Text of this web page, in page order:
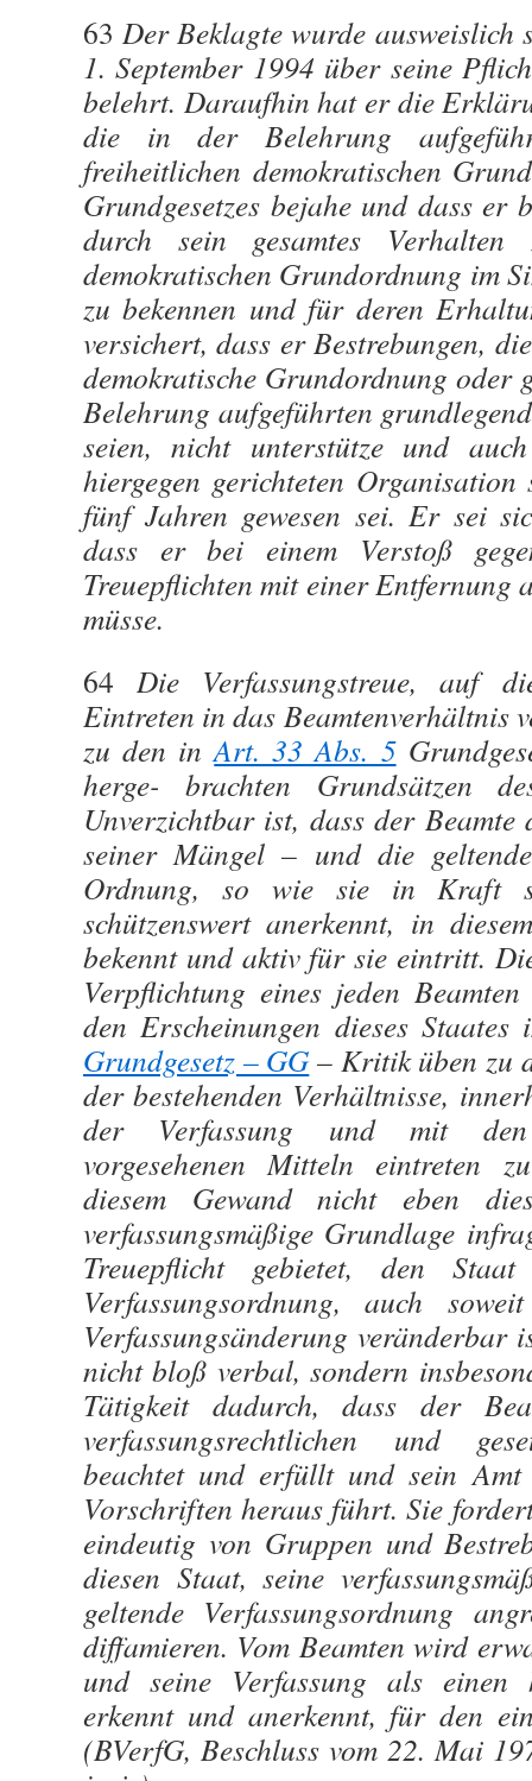
63Der Beklagte wurde ausweislich
1. September 1994 über seine
belehrt. Daraufhin hat er die
die in der Belehrung
freiheitlichen demokratischen
Grundgesetzes bejahe und dass er
durch sein gesamtes
demokratischen Grundordnung im
zu bekennen und für deren
versichert, dass er Bestrebungen,
demokratische Grundordnung oder
Belehrung aufgeführten
seien, nicht unterstütze und
hiergegen gerichteten
fünf Jahren gewesen sei. Er sei
dass er bei einem Verstoß
Treuepflichten mit einer Entfernung
müsse.
64Die Verfassungstreue, auf
Eintreten in das Beamtenverhältnis
zu den inArt. 33 Abs. 5
herge- brachten Grundsätzen
Unverzichtbar ist, dass der Beamte
seiner Mängel – und die geltende
Ordnung, so wie sie in Kraft
schützenswert anerkennt, in
bekennt und aktiv für sie eintritt.
Verpflichtung eines jeden
den Erscheinungen dieses
Grundgesetz – GG– Kritik üben zu
der bestehenden Verhältnisse,
der Verfassung und mit den
vorgesehenen Mitteln eintreten
diesem Gewand nicht eben
verfassungsmäßige Grundlage
Treuepflicht gebietet, den
Verfassungsordnung, auch
Verfassungsänderung veränderbar
nicht bloß verbal, sondern
Tätigkeit dadurch, dass der
verfassungsrechtlichen und
beachtet und erfüllt und sein
Vorschriften heraus führt. Sie
eindeutig von Gruppen und
diesen Staat, seine
geltende Verfassungsordnung
diffamieren. Vom Beamten wird
und seine Verfassung als einen
erkennt und anerkennt, für den
(BVerfG, Beschluss vom 22. Mai